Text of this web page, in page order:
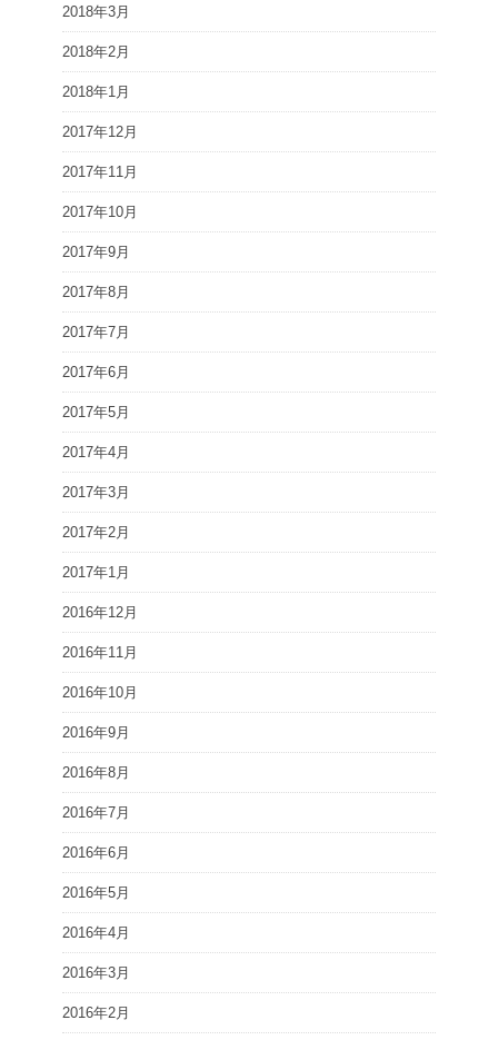
2018年3月
2018年2月
2018年1月
2017年12月
2017年11月
2017年10月
2017年9月
2017年8月
2017年7月
2017年6月
2017年5月
2017年4月
2017年3月
2017年2月
2017年1月
2016年12月
2016年11月
2016年10月
2016年9月
2016年8月
2016年7月
2016年6月
2016年5月
2016年4月
2016年3月
2016年2月